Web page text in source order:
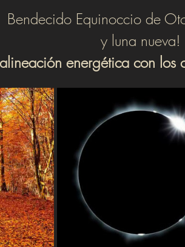
Bendecido Equinoccio de
y luna nueva!
energética con los